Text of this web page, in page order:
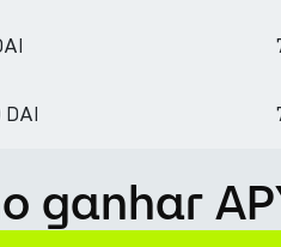
DAI
ganhar